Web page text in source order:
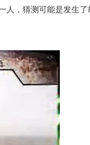
，猜测可能是发生了